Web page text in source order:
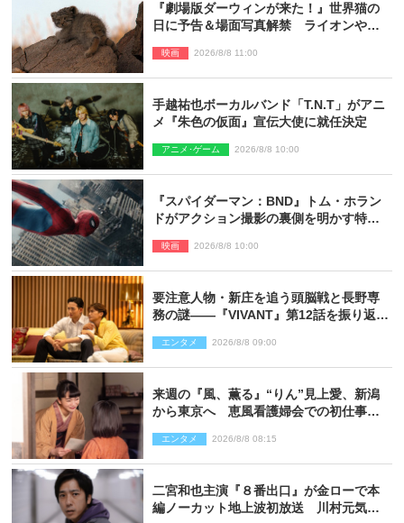
『劇場版ダーウィンが来た！』世界猫の
日に予告＆場面写真解禁 ライオンやマ
映画 2026/8/8 11:00
手越祐也ボーカルバンド「T.N.T」がアニ
メ『朱色の仮面』宣伝大使に就任決定
アニメ･ゲーム 2026/8/8 10:00
『スパイダーマン：BND』トム・ホラン
ドがアクション撮影の裏側を明かす特別
映画 2026/8/8 10:00
要注意人物・新庄を追う頭脳戦と長野専
務の謎――『VIVANT』第12話を振り返
エンタメ 2026/8/8 09:00
来週の『風、薫る』“りん”見上愛、新潟
から東京へ 恵風看護婦会での初仕事に
エンタメ 2026/8/8 08:15
二宮和也主演『８番出口』が金ローで本
編ノーカット地上波初放送 川村元気監